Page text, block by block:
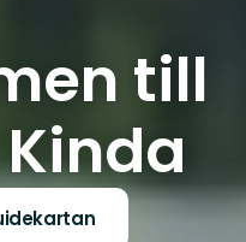
till